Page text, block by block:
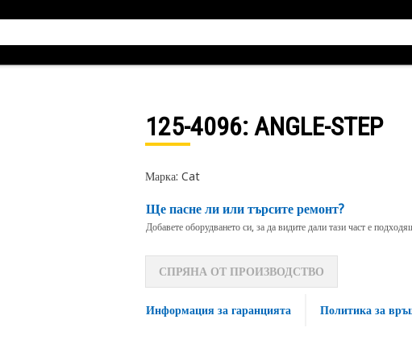
125-4096: ANGLE-STEP
Марка: Cat
Ще пасне ли или търсите ремонт?
Добавете оборудването си, за да видите дали тази част е
СПРЯНА ОТ ПРОИЗВОДСТВО
Информация за гаранцията Политика за